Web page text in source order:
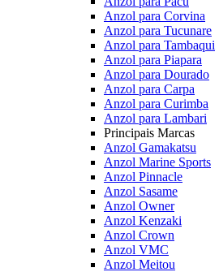
Anzol para Corvina
Anzol para Tucunare
Anzol para Tambaqui
Anzol para Piapara
Anzol para Dourado
Anzol para Carpa
Anzol para Curimba
Anzol para Lambari
Principais Marcas
Anzol Gamakatsu
Anzol Marine Sports
Anzol Pinnacle
Anzol Sasame
Anzol Owner
Anzol Kenzaki
Anzol Crown
Anzol VMC
Anzol Meitou